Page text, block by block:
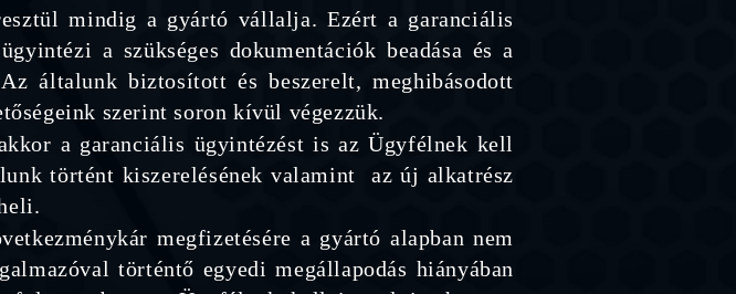
mindig a gyártó vállalja. Ezért a garanciális
a szükséges dokumentációk beadása és a
általunk biztosított és beszerelt, meghibásodott
szerint soron kívül végezzük.
a garanciális ügyintézést is az Ügyfélnek kell
történt kiszerelésének valamint az új alkatrész
megfizetésére a gyártó alapban nem
történtő egyedi megállapodás hiányában